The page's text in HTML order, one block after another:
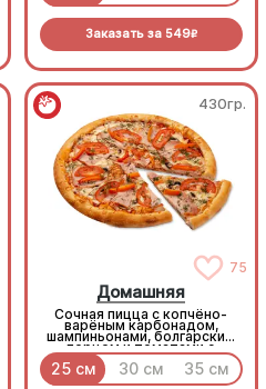
Заказать за 549R
430гр.
75
Домашняя
Сочная пицца с копчёно-
варёным карбонадом,
шампиньонами, болгарским
перцем и томатами с
зеленью под моцареллой
25 см 30 см 35 см